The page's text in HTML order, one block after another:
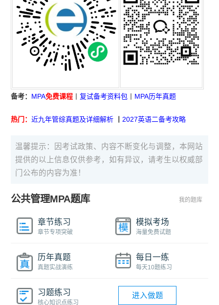
备考： MPA免费课程 丨复试备考资料包 MPA历年真题
热门：近九年管综真题及详细解析 2027英语二备考攻略
温馨提示：因考试政策、内容不断变化与调整，本网站
提供的以上信息仅供参考，如有异议，请考生以权威部
门公布的内容为准！
公共管理MPA题库 我的题库
章节练习
章节专项突破
模拟考场
海量免费试题
历年真题
真题实战演练
每日一练
每天10题练习
习题练习
核心知识点练习
进入做题